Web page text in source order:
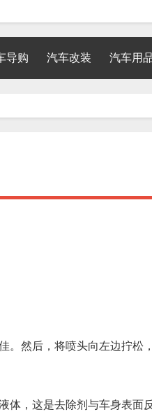
导购 汽车改装 汽车用
。然后，将喷头向左边拧松
体，这是去除剂与车身表面